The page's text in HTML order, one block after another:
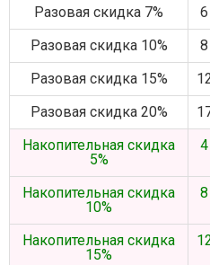
Разовая скидка 7%
Разовая скидка 10%
Разовая скидка 15%
Разовая скидка 20%
Накопительная скидка
5%
Накопительная скидка
10%
Накопительная скидка
15%